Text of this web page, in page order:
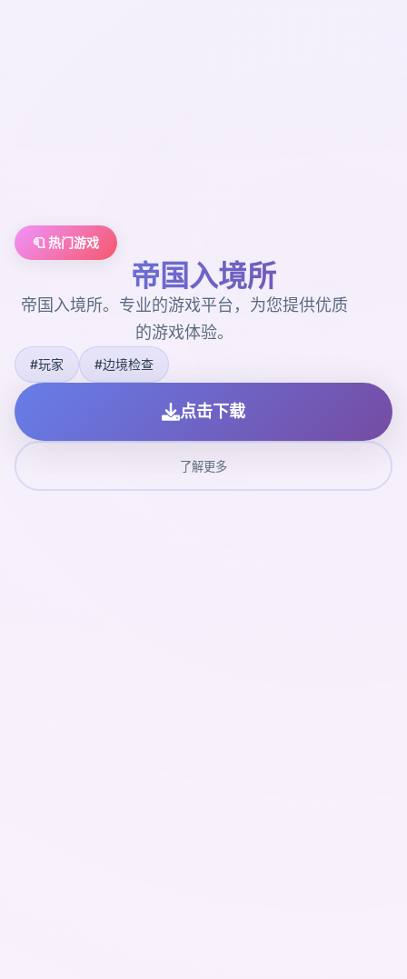
🧻 热门游戏
帝国入境所
帝国入境所。专业的游戏平台，为您提供优质
的游戏体验。
#玩家 #边境检查
点击下载
了解更多